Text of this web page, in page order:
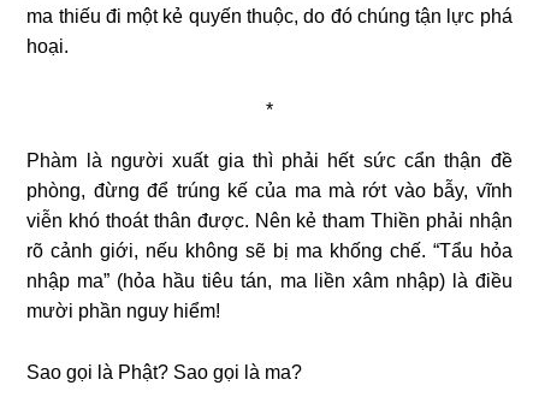
ma thiếu đi một kẻ quyến thuộc, do đó chúng tận lực phá
hoại.
*
Phàm là người xuất gia thì phải hết sức cẩn thận đề
phòng, đừng để trúng kế của ma mà rớt vào bẫy, vĩnh
viễn khó thoát thân được. Nên kẻ tham Thiền phải nhận
rõ cảnh giới, nếu không sẽ bị ma khống chế. “Tẩu hỏa
nhập ma” (hỏa hầu tiêu tán, ma liền xâm nhập) là điều
mười phần nguy hiểm!
Sao gọi là Phật? Sao gọi là ma?